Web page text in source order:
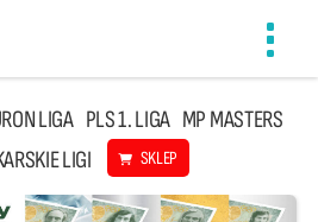
LIGA PLS 1. LIGA MP MASTERS
LIGI SKLEP